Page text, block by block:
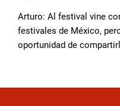
Arturo: Al festival vine
festivales de México,
oportunidad de